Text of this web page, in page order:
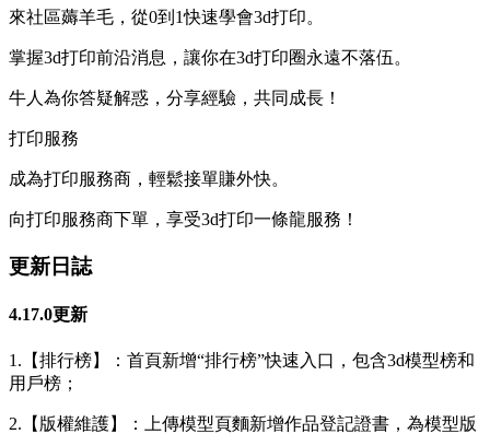
來社區薅羊毛，從0到1快速學會3d打印。
掌握3d打印前沿消息，讓你在3d打印圈永遠不落伍。
牛人為你答疑解惑，分享經驗，共同成長！
打印服務
成為打印服務商，輕鬆接單賺外快。
向打印服務商下單，享受3d打印一條龍服務！
更新日誌
4.17.0更新
1.【排行榜】：首頁新增“排行榜”快速入口，包含3d模型榜和
用戶榜；
2.【版權維護】：上傳模型頁麵新增作品登記證書，為模型版